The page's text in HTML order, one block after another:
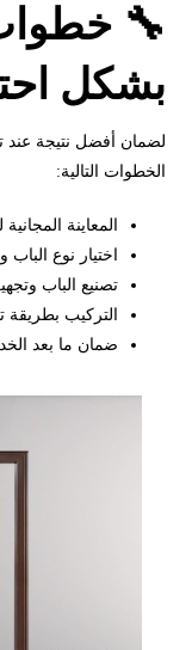
🔧
بشكل
لضمان أفضل نتيجة عند
الخطوات التالية:
المعاينة
اختيار نوع
تصنيع الباب
التركيب بطريقة
ضمان ما بعد